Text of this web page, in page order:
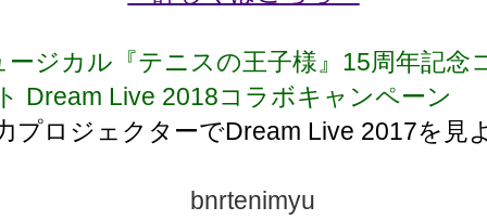
ージカル『テニスの王子様』15周年記念
Dream Live 2018コラボキャンペーン
プロジェクターでDream Live 2017を見